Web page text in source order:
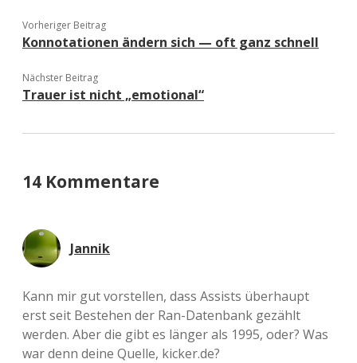
Vorheriger Beitrag
Konnotationen ändern sich — oft ganz schnell
Nächster Beitrag
Trauer ist nicht „emotional“
14 Kommentare
Jannik
Kann mir gut vorstellen, dass Assists überhaupt
erst seit Bestehen der Ran-Datenbank gezählt
werden. Aber die gibt es länger als 1995, oder? Was
war denn deine Quelle, kicker.de?